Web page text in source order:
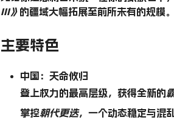
III》 的疆域大幅拓展至前所未有的规模。
主要特色
中国：天命攸归
登上权力的最高层级，获得全新的
掌控朝代更迭，一个动态稳定与混